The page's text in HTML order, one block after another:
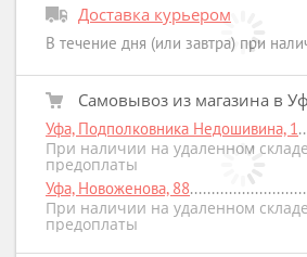
Доставка курьером
В течение дня (или завтра) при
Самовывоз из магазина в
Уфа, Подполковника Недошивина, 1
При наличии на удаленном
предоплаты
Уфа, Новоженова, 88
При наличии на удаленном
предоплаты